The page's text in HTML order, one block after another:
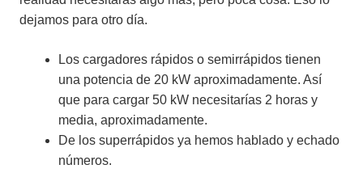
dejamos para otro día.
Los cargadores rápidos o semirrápidos tienen
una potencia de 20 kW aproximadamente. Así
que para cargar 50 kW necesitarías 2 horas y
media, aproximadamente.
De los superrápidos ya hemos hablado y echado
números.